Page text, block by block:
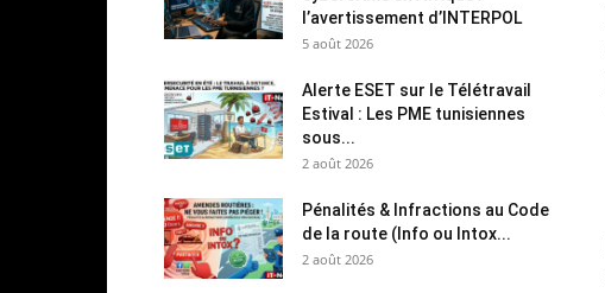
l’avertissement d’INTERPOL
5 août 2026
Alerte ESET sur le Télétravail
Estival : Les PME tunisiennes
sous...
2 août 2026
Pénalités & Infractions au Code
de la route (Info ou Intox...
2 août 2026